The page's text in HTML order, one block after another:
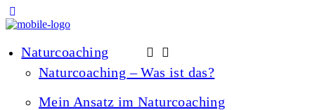
Naturcoaching
Naturcoaching – Was ist das?
Mein Ansatz im Naturcoaching